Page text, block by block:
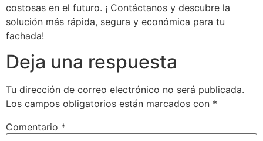
costosas en el futuro. ¡ Contáctanos y descubre la
solución más rápida, segura y económica para tu
fachada!
Deja una respuesta
Tu dirección de correo electrónico no será publicada.
Los campos obligatorios están marcados con *
Comentario *